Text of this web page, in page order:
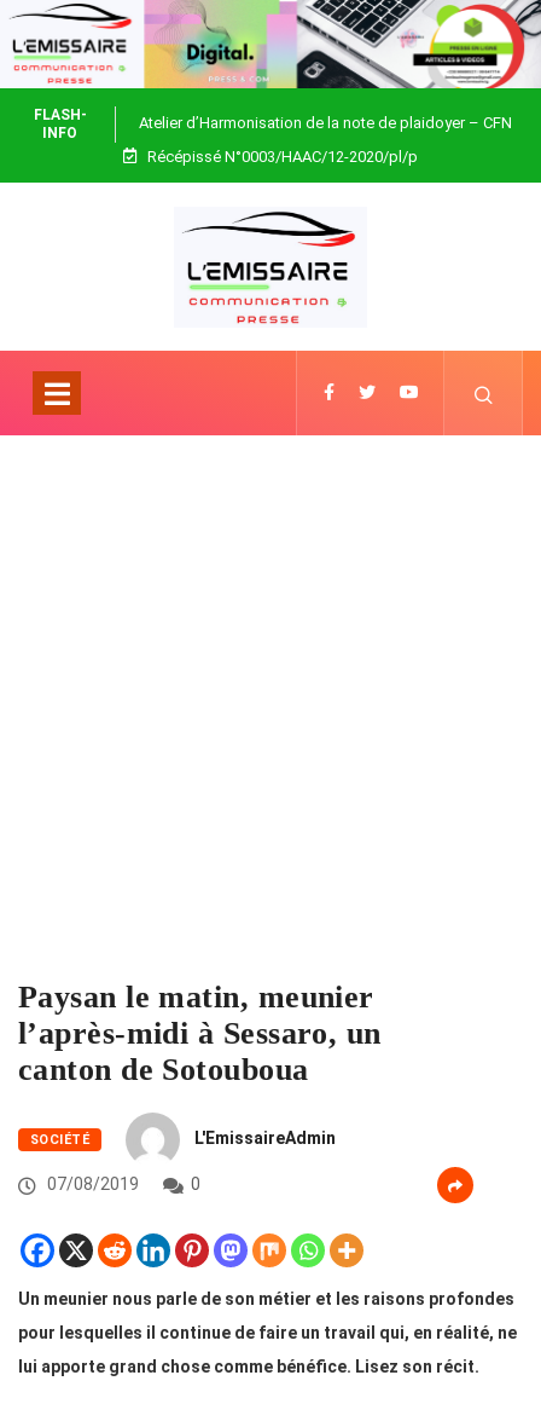
FLASH-
INFO
Atelier d’Harmonisation de la note de plaidoyer – CFN
Togo
Récépissé N°0003/HAAC/12-2020/pl/p
Paysan le matin, meunier
l’après-midi à Sessaro, un
canton de Sotouboua
SOCIÉTÉ L'EmissaireAdmin
07/08/2019 0
Un meunier nous parle de son métier et les raisons profondes
pour lesquelles il continue de faire un travail qui, en réalité, ne
lui apporte grand chose comme bénéfice. Lisez son récit.